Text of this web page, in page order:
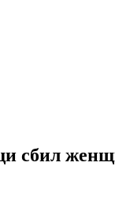
сбил